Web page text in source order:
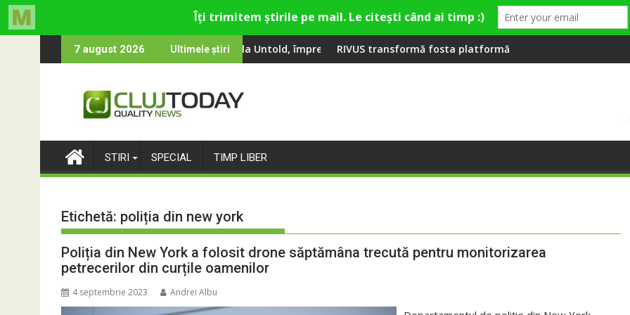
to
7 august 2026 Ultimele știri
Smiley și Theo Rose și comercianți români parteneri, în premieră la Fashion Village
100 000 de oameni au cântat, la Untold, împreună cu StingRIVUS transformă fosta platformă Carbochim într-un nou centru cultural și
STIRI SPECIAL TIMP LIBER
Etichetă: poliția din new york
Poliția din New York a folosit drone săptămâna trecută pentru monitorizarea
petrecerilor din curțile oamenilor
4 septembrie 2023 Andrei Albu